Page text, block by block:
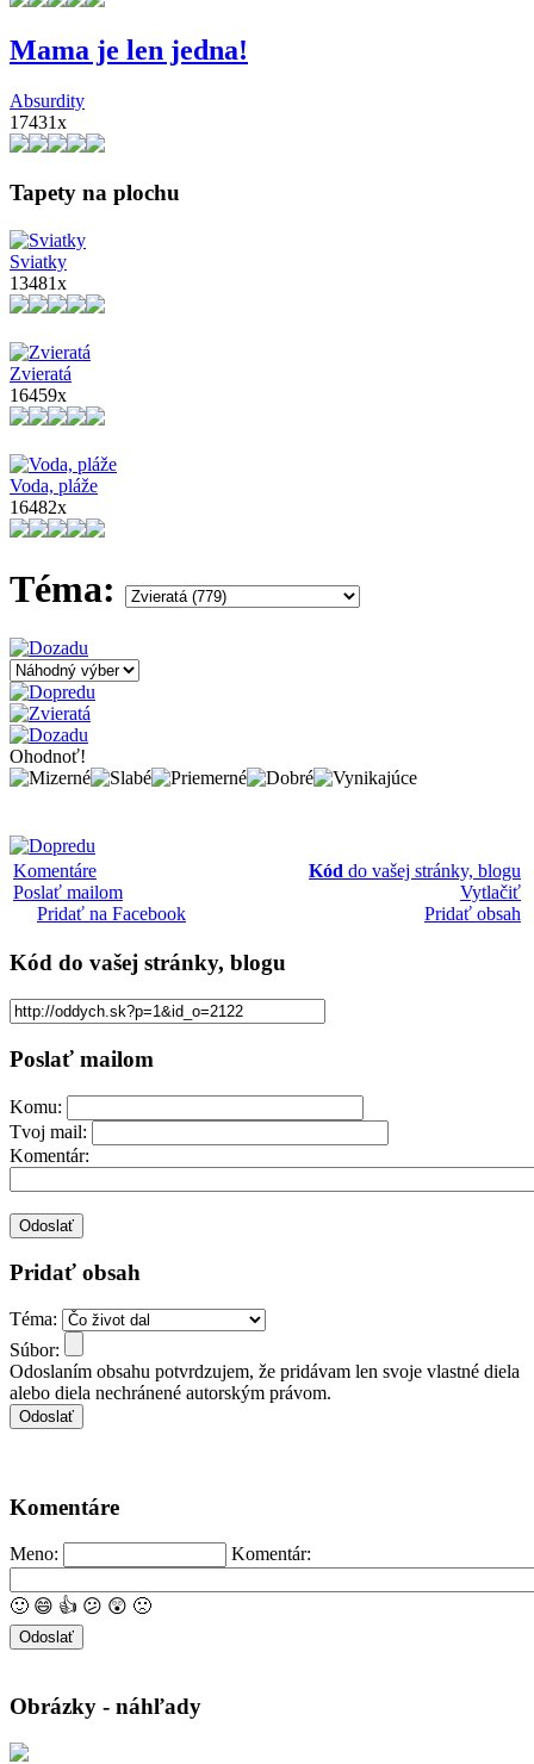
Mama je len jedna!
Absurdity
17431x
Tapety na plochu
Sviatky
13481x
Zvieratá
16459x
Voda, pláže
16482x
Téma:
Ohodnoť!
Komentáre
Poslať mailom
Pridať na Facebook
Kód do vašej stránky, blogu
Vytlačiť
Pridať obsah
Kód do vašej stránky, blogu
Poslať mailom
Komu:
Tvoj mail:
Komentár:
Pridať obsah
Téma:
Súbor:
Odoslaním obsahu potvrdzujem, že pridávam len svoje vlastné diela
alebo diela nechránené autorským právom.
Komentáre
Meno: Komentár:
🙂 😄 👍 😕 😲 🙁
Obrázky - náhľady